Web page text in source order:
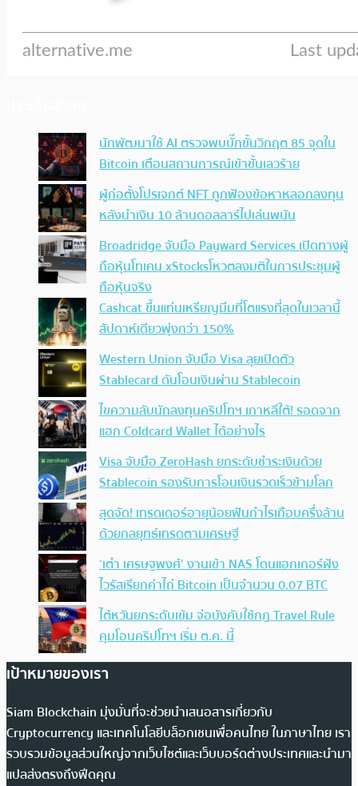
นักพัฒนาใช้ AI ตรวจพบบั๊กขั้นวิกฤต 85 จุดใน
Bitcoin เตือนสถานการณ์เข้าขั้นเลวร้าย
ผู้ก่อตั้งโปรเจกต์ NFT ถูกฟ้องข้อหาหลอกลงทุน
หลังนำเงิน 10 ล้านดอลลาร์ไปเล่นพนัน
Broadridge จับมือ Payward Services เปิดทางผู้
ถือหุ้นโทเคน xStocksโหวตลงมติในการประชุมผู้
ถือหุ้นจริง
Cashcat ขึ้นแท่นเหรียญมีมที่โตแรงที่สุดในเวลานี้
สัปดาห์เดียวพุ่งกว่า 150%
Western Union จับมือ Visa ลุยเปิดตัว
Stablecard ดันโอนเงินผ่าน Stablecoin
ไขความลับนักลงทุนคริปโทฯ เกาหลีใต้! รอดจาก
แฮก Coldcard Wallet ได้อย่างไร
Visa จับมือ ZeroHash ยกระดับชำระเงินด้วย
Stablecoin รองรับการโอนเงินรวดเร็วข้ามโลก
สุดจัด! เทรดเดอร์อายุน้อยฟันกำไรเกือบครึ่งล้าน
ด้วยกลยุทธ์เทรดตามเศรษฐี
‘เต๋า เศรษฐพงศ์’ งานเข้า NAS โดนแฮกเกอร์ฝัง
ไวรัสเรียกค่าไถ่ Bitcoin เป็นจำนวน 0.07 BTC
ไต้หวันยกระดับเข้ม จ่อบังคับใช้กฏ Travel Rule
คุมโอนคริปโทฯ เริ่ม ต.ค. นี้
เป้าหมายของเรา
Siam Blockchain มุ่งมั่นที่จะช่วยนำเสนอสารเกี่ยวกับ
Cryptocurrency และเทคโนโลยีบล็อกเชนเพื่อคนไทย ในภาษาไทย เรา
รวบรวมข้อมูลส่วนใหญ่จากเว็บไซต์และเว็บบอร์ดต่างประเทศและนำมา
แปลส่งตรงถึงฟีดคุณ